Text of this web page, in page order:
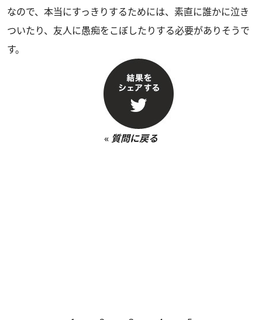
なので、本当にすっきりするためには、素直に誰かに泣き
ついたり、友人に愚痴をこぼしたりする必要がありそうで
す。
« 質問に戻る